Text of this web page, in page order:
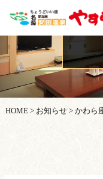
HOME> お知らせ> かわら